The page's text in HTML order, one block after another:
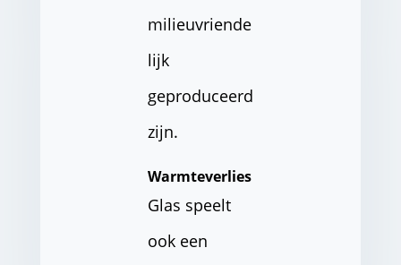
milieuvriende
lijk
geproduceerd
zijn.
Warmteverlies
Glas speelt
ook een